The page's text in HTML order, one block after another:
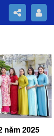
năm 2025